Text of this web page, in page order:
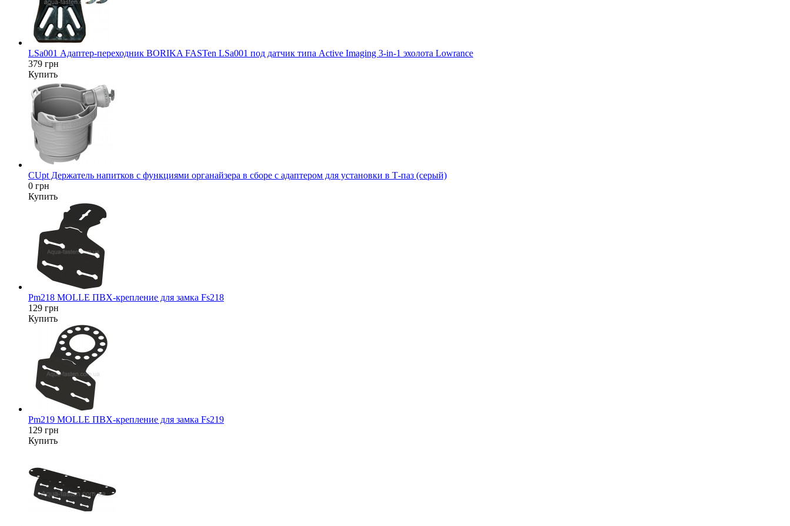
LSa001 Адаптер-переходник BORIKA FASTen LSa001 под датчик типа Active Imaging 3-in-1 эхолота Lowrance
379 грн
Купить
CUpt Держатель напитков с функциями органайзера в сборе с адаптером для установки в Т-паз (серый)
0 грн
Купить
Pm218 MOLLE ПВХ-крепление для замка Fs218
129 грн
Купить
Pm219 MOLLE ПВХ-крепление для замка Fs219
129 грн
Купить